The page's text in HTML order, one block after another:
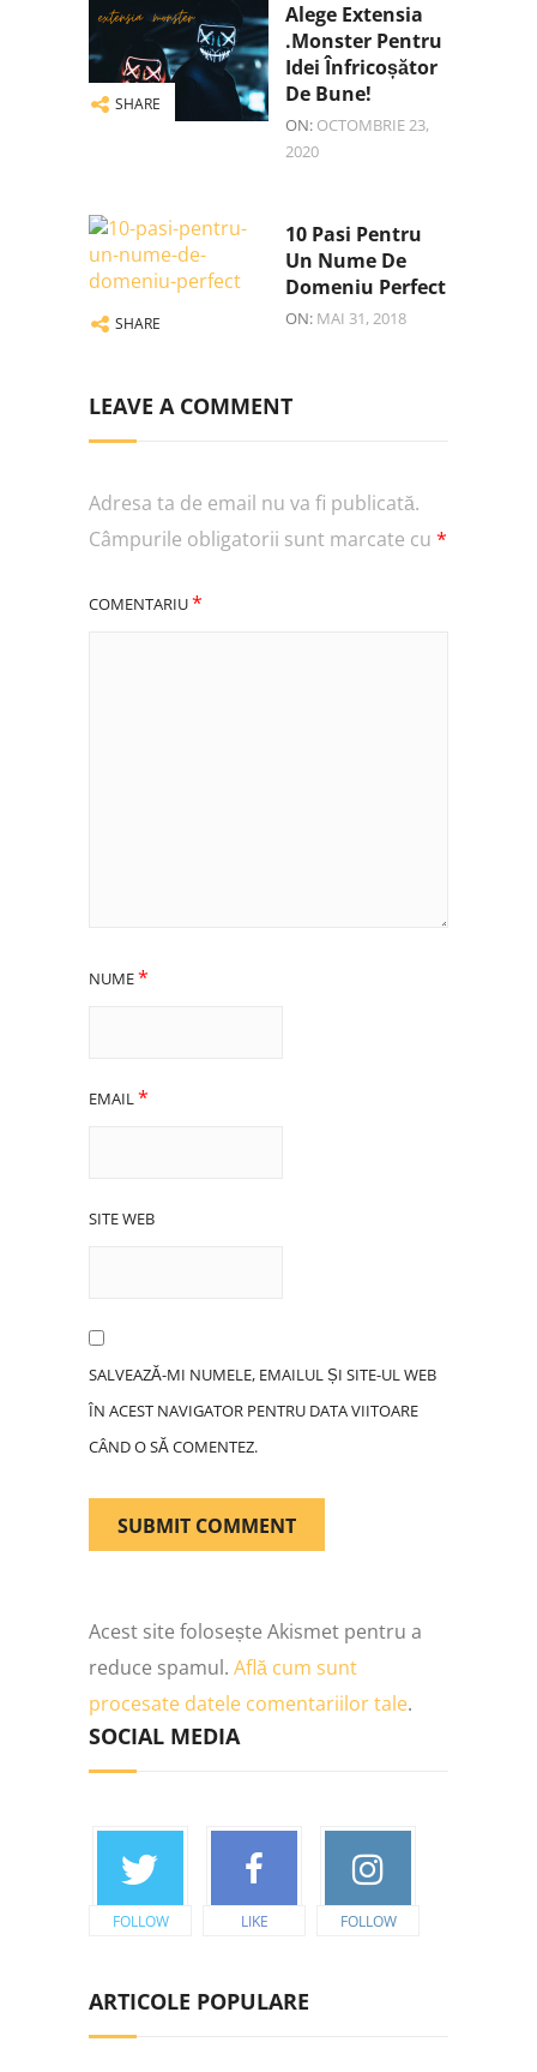
SHARE
Alege Extensia
.monster Pentru
Idei Înfricoșător
De Bune!
ON: OCTOMBRIE 23,
2020
SHARE
10 Pasi Pentru
Un Nume De
Domeniu Perfect
ON: MAI 31, 2018
LEAVE A COMMENT
Adresa ta de email nu va fi publicată.
Câmpurile obligatorii sunt marcate cu *
COMENTARIU*
NUME*
EMAIL*
SITE WEB
SALVEAZĂ-MI NUMELE, EMAILUL ȘI SITE-UL WEB
ÎN ACEST NAVIGATOR PENTRU DATA VIITOARE
CÂND O SĂ COMENTEZ.
Acest site folosește Akismet pentru a
reduce spamul. Află cum sunt
procesate datele comentariilor tale.
SOCIAL MEDIA
FOLLOW LIKE FOLLOW
ARTICOLE POPULARE